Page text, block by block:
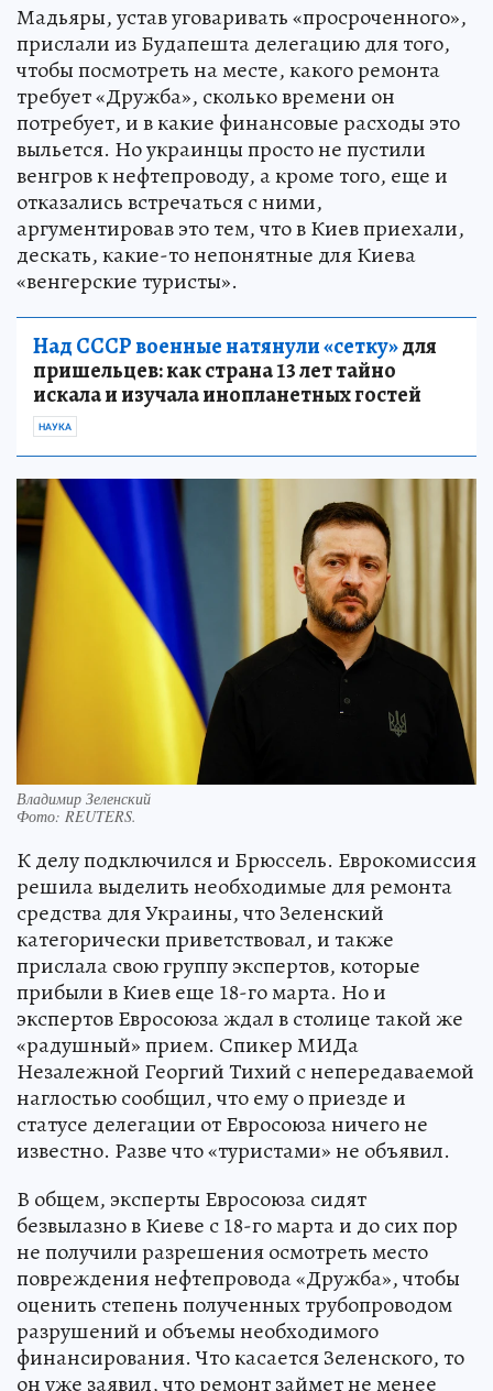
Мадьяры, устав уговаривать «просроченного»,
прислали из Будапешта делегацию для того,
чтобы посмотреть на месте, какого ремонта
требует «Дружба», сколько времени он
потребует, и в какие финансовые расходы это
выльется. Но украинцы просто не пустили
венгров к нефтепроводу, а кроме того, еще и
отказались встречаться с ними,
аргументировав это тем, что в Киев приехали,
дескать, какие-то непонятные для Киева
«венгерские туристы».
Над СССР военные натянули «сетку»для
пришельцев: как страна 13 лет тайно
искала и изучала инопланетных гостей
НАУКА
Владимир Зеленский
Фото: REUTERS.
К делу подключился и Брюссель. Еврокомиссия
решила выделить необходимые для ремонта
средства для Украины, что Зеленский
категорически приветствовал, и также
прислала свою группу экспертов, которые
прибыли в Киев еще 18-го марта. Но и
экспертов Евросоюза ждал в столице такой же
«радушный» прием. Спикер МИДа
Незалежной Георгий Тихий с непередаваемой
наглостью сообщил, что ему о приезде и
статусе делегации от Евросоюза ничего не
известно. Разве что «туристами» не объявил.
В общем, эксперты Евросоюза сидят
безвылазно в Киеве с 18-го марта и до сих пор
не получили разрешения осмотреть место
повреждения нефтепровода «Дружба», чтобы
оценить степень полученных трубопроводом
разрушений и объемы необходимого
финансирования. Что касается Зеленского, то
он уже заявил, что ремонт займет не менее